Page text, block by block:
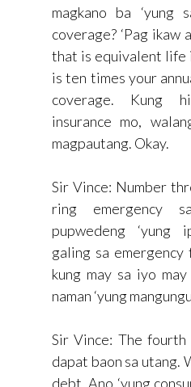
magkano ba ‘yung
coverage? ‘Pag ikaw
that is equivalent life
is ten times your
coverage. Kung
insurance mo,
magpautang. Okay.
Sir Vince: Number
ring emergency
pupwedeng ‘yung
galing sa emergency
kung may sa iyo
naman ‘yung
Sir Vince: The
dapat baon sa utang.
debt. Ano ‘yung